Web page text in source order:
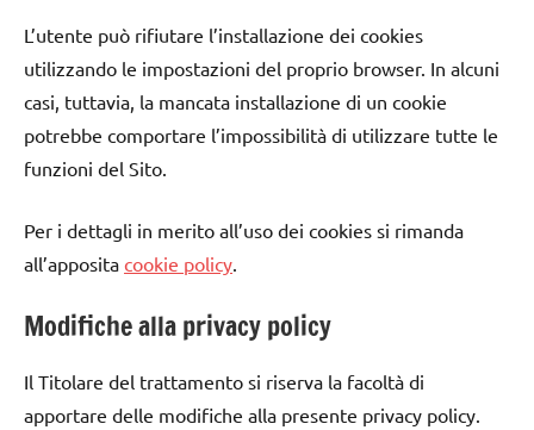
L’utente può rifiutare l’installazione dei cookies
utilizzando le impostazioni del proprio browser. In alcuni
casi, tuttavia, la mancata installazione di un cookie
potrebbe comportare l’impossibilità di utilizzare tutte le
funzioni del Sito.
Per i dettagli in merito all’uso dei cookies si rimanda
all’apposita cookie policy.
Modifiche alla privacy policy
Il Titolare del trattamento si riserva la facoltà di
apportare delle modifiche alla presente privacy policy.